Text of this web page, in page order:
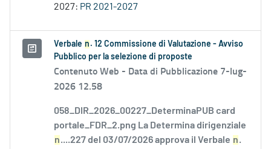
2027: PR 2021-2027
Verbale n . 12 Commissione di Valutazione - Avviso
Pubblico per la selezione di proposte
Contenuto Web - Data di Pubblicazione 7-lug-
2026 12.58
058_DIR_2026_00227_DeterminaPUB card
portale_FDR_2.png La Determina dirigenziale
n....227 del 03/07/2026 approva il Verbale n.